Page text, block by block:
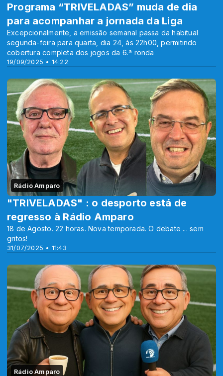
19/09/2025 • 14:22
Programa “TRIVELADAS” muda de dia
para acompanhar a jornada da Liga
Excepcionalmente, a emissão semanal passa da habitual
segunda-feira para quarta, dia 24, às 22h00, permitindo
cobertura completa dos jogos da 6.ª ronda
Rádio Amparo
31/07/2025 • 11:43
"TRIVELADAS" : o desporto está de
regresso à Rádio Amparo
18 de Agosto. 22 horas. Nova temporada. O debate ... sem
gritos!
Rádio Amparo